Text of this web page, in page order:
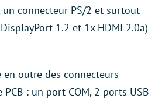
connecteur PS/2 et surtout
1.2 et 1x HDMI 2.0a)
en outre des connecteurs
: un port COM, 2 ports USB